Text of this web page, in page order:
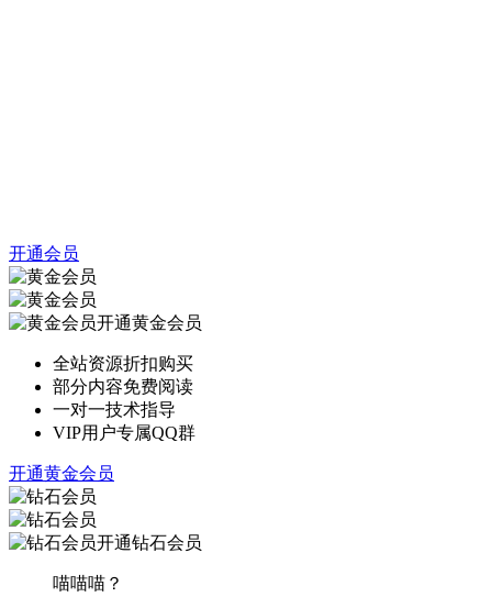
开通会员
开通黄金会员
全站资源折扣购买
部分内容免费阅读
一对一技术指导
VIP用户专属QQ群
开通黄金会员
开通钻石会员
喵喵喵？